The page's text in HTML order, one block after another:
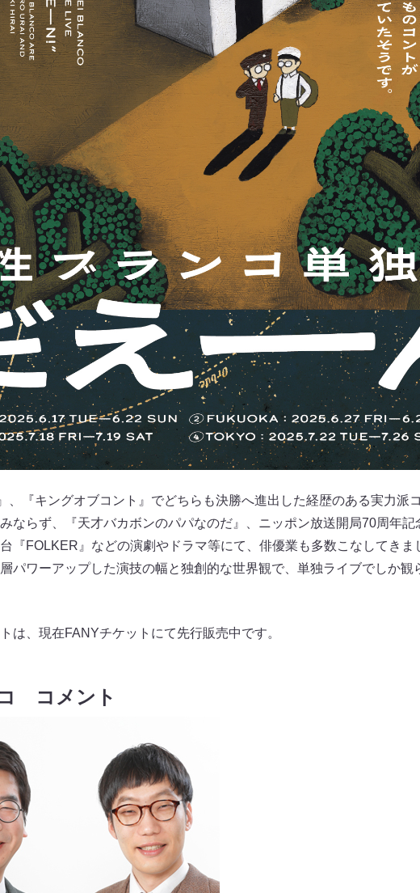
、『キングオブコント』でどちらも決勝へ進出した経歴のある実力派
ならず、『天才バカボンのパパなのだ』、ニッポン放送開局70周年記
『FOLKER』などの演劇やドラマ等にて、俳優業も多数こなしてきま
パワーアップした演技の幅と独創的な世界観で、単独ライブでしか観
は、現在FANYチケットにて先行販売中です。
コメント